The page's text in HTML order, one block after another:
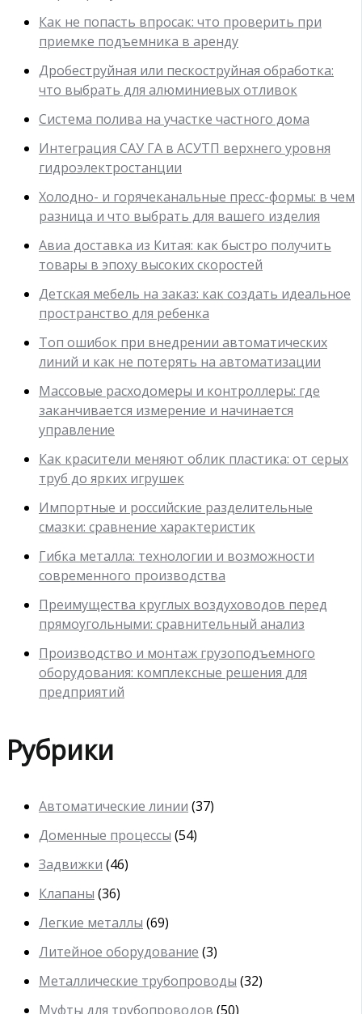
Как не попасть впросак: что проверить при
приемке подъемника в аренду
Дробеструйная или пескоструйная обработка:
что выбрать для алюминиевых отливок
Система полива на участке частного дома
Интеграция САУ ГА в АСУТП верхнего уровня
гидроэлектростанции
Холодно- и горячеканальные пресс-формы: в чем
разница и что выбрать для вашего изделия
Авиа доставка из Китая: как быстро получить
товары в эпоху высоких скоростей
Детская мебель на заказ: как создать идеальное
пространство для ребенка
Топ ошибок при внедрении автоматических
линий и как не потерять на автоматизации
Массовые расходомеры и контроллеры: где
заканчивается измерение и начинается
управление
Как красители меняют облик пластика: от серых
труб до ярких игрушек
Импортные и российские разделительные
смазки: сравнение характеристик
Гибка металла: технологии и возможности
современного производства
Преимущества круглых воздуховодов перед
прямоугольными: сравнительный анализ
Производство и монтаж грузоподъемного
оборудования: комплексные решения для
предприятий
Рубрики
Автоматические линии (37)
Доменные процессы (54)
Задвижки (46)
Клапаны (36)
Легкие металлы (69)
Литейное оборудование (3)
Металлические трубопроводы (32)
Муфты для трубопроводов (50)